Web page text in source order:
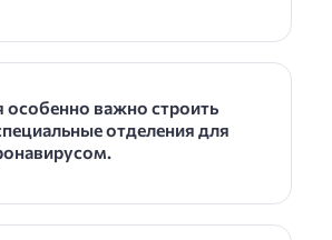
особенно важно строить
отделения для